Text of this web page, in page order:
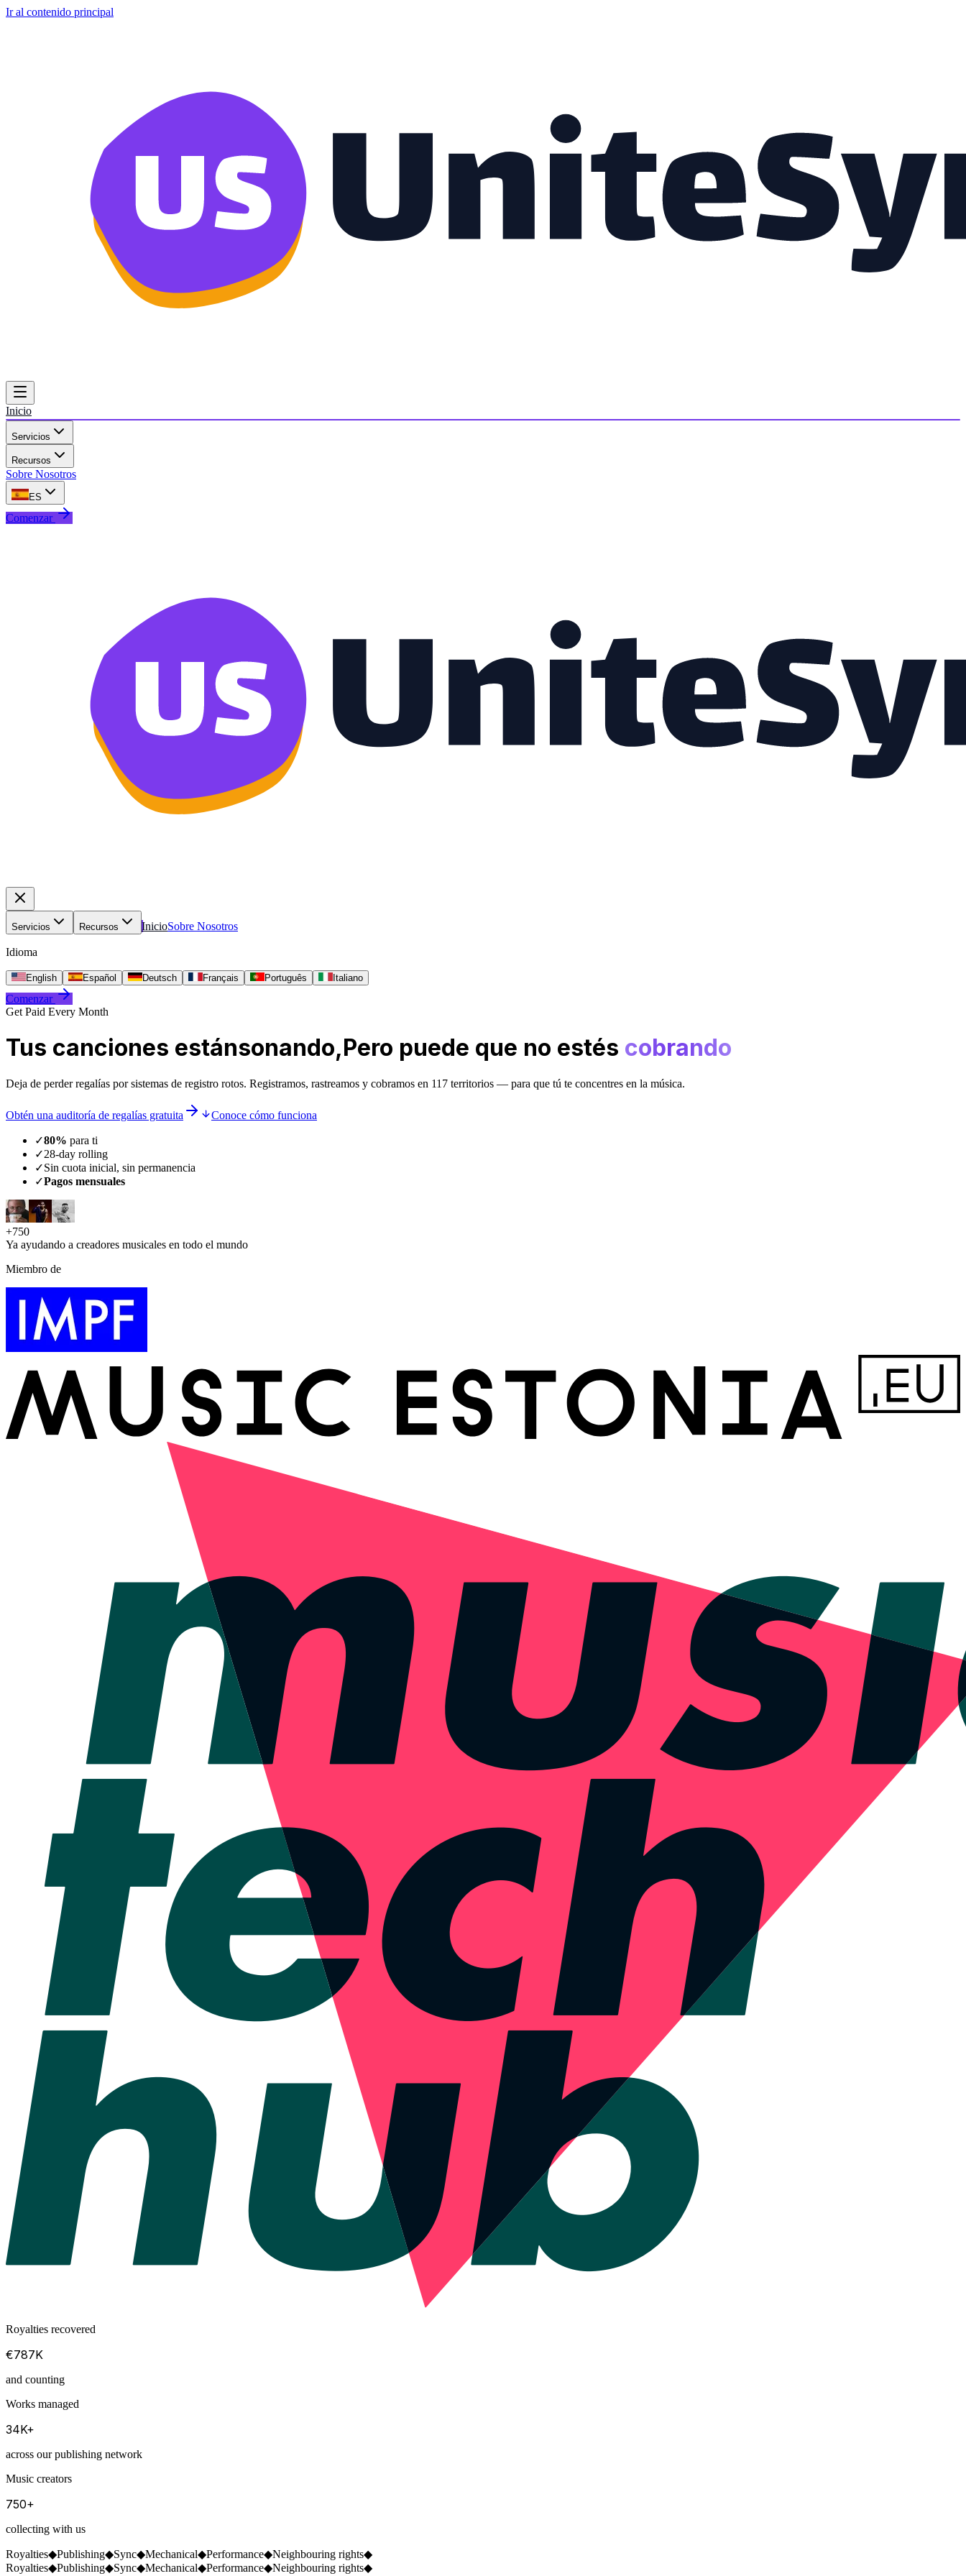
Ir al contenido principal
Inicio
Servicios
Recursos
Sobre Nosotros
ES
Comenzar
Servicios Recursos InicioSobre Nosotros
Idioma
English Español Deutsch Français Português Italiano
Comenzar
Get Paid Every Month
Tus canciones estánsonando,Pero puede que no estés cobrando
Deja de perder regalías por sistemas de registro rotos. Registramos, rastreamos y cobramos en 117 territorios — para que tú te concentres en la música.
Obtén una auditoría de regalías gratuita Conoce cómo funciona
✓80% para ti
✓28-day rolling
✓Sin cuota inicial, sin permanencia
✓Pagos mensuales
+750
Ya ayudando a creadores musicales en todo el mundo
Miembro de
Royalties recovered
€787K
and counting
Works managed
34K+
across our publishing network
Music creators
750+
collecting with us
Royalties◆Publishing◆Sync◆Mechanical◆Performance◆Neighbouring rights◆
Royalties◆Publishing◆Sync◆Mechanical◆Performance◆Neighbouring rights◆